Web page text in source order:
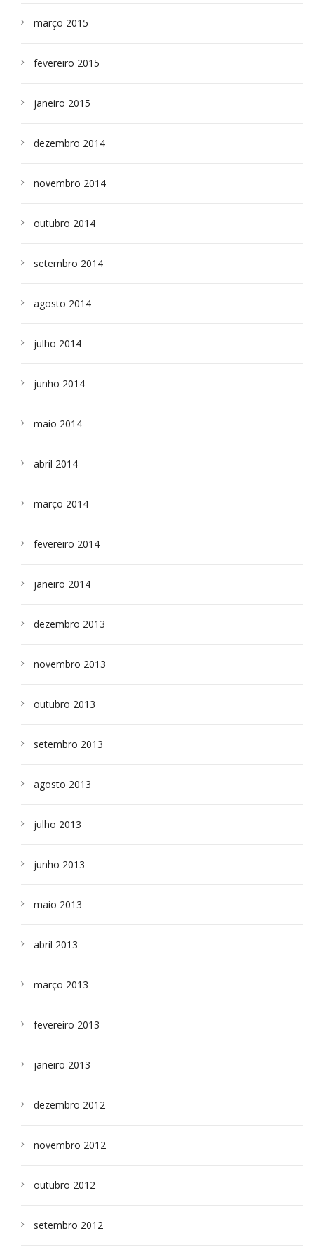
março 2015
fevereiro 2015
janeiro 2015
dezembro 2014
novembro 2014
outubro 2014
setembro 2014
agosto 2014
julho 2014
junho 2014
maio 2014
abril 2014
março 2014
fevereiro 2014
janeiro 2014
dezembro 2013
novembro 2013
outubro 2013
setembro 2013
agosto 2013
julho 2013
junho 2013
maio 2013
abril 2013
março 2013
fevereiro 2013
janeiro 2013
dezembro 2012
novembro 2012
outubro 2012
setembro 2012